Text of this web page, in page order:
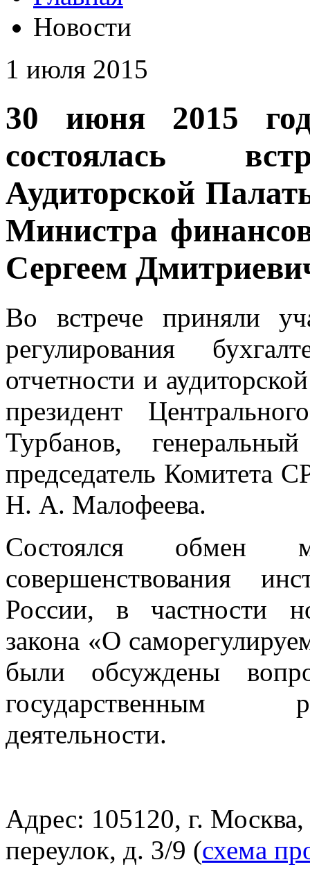
Новости
1 июля 2015
30 июня 2015
состоялась
Аудиторской
Министра
Сергеем
Во встрече приняли
регулирования
отчетности и
президент
Турбанов,
председатель Комитета
Н. А. Малофеева.
Состоялся обмен
совершенствования
России, в частности
закона «О
были обсуждены
государственным
деятельности.
Адрес: 105120, г.
переулок, д. 3/9 (схема